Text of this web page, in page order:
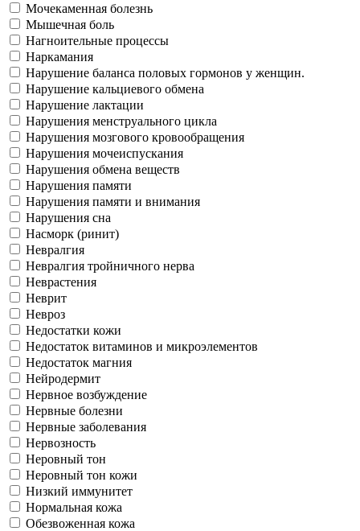
Мочекаменная болезнь
Мышечная боль
Нагноительные процессы
Наркамания
Нарушение баланса половых гормонов у женщин.
Нарушение кальциевого обмена
Нарушение лактации
Нарушения менструального цикла
Нарушения мозгового кровообращения
Нарушения мочеиспускания
Нарушения обмена веществ
Нарушения памяти
Нарушения памяти и внимания
Нарушения сна
Насморк (ринит)
Невралгия
Невралгия тройничного нерва
Неврастения
Неврит
Невроз
Недостатки кожи
Недостаток витаминов и микроэлементов
Недостаток магния
Нейродермит
Нервное возбуждение
Нервные болезни
Нервные заболевания
Нервозность
Неровный тон
Неровный тон кожи
Низкий иммунитет
Нормальная кожа
Обезвоженная кожа